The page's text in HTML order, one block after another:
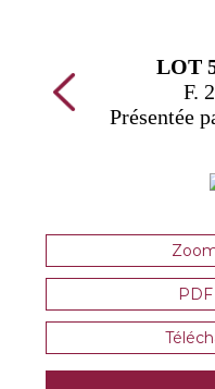
LOT
F.
Présentée